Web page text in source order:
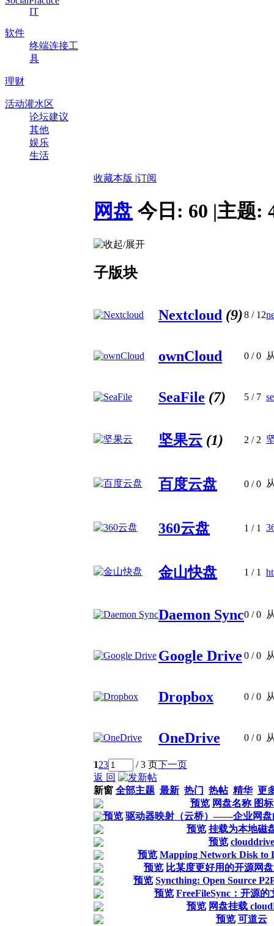
IT
软件
终端连接工
具
理财
活动灌水区
论坛建议
其他
娱乐
生活
收藏本版 |订阅
网盘 今日: 60 |主题:
子版块
Nextcloud (9)8 / 12
ownCloud 0 / 0
SeaFile (7) 5 / 7
坚果云 (1) 2 / 2
百度云盘 0 / 0
360云盘 1 / 1
金山快盘 1 / 1
Daemon Sync0 / 0
Google Drive 0 / 0
Dropbox 0 / 0
OneDrive 0 / 0
123 / 3 页下一页
返 回
新窗 全部主题 最新 热门 热帖 精华 更
预览 网盘名称 图
预览 驱动器映射（云桥）——企业网盘
预览 挂载为本地磁
预览 clouddrive
预览 Mapping Network Disk to
预览 比某度更好用的开源网
预览 Syncthing: Open Source
预览 FreeFileSync：开源的
预览 网盘挂载
预览 可道云